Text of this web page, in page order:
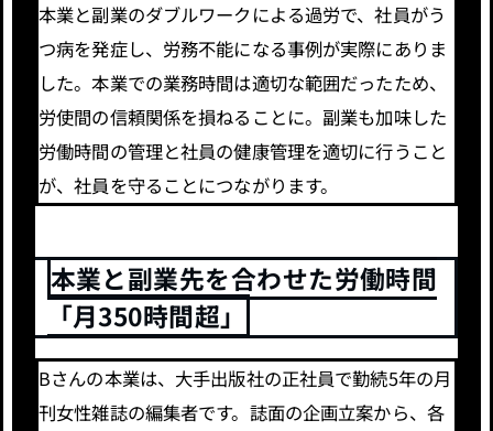
本業と副業のダブルワークによる過労で、社員がう
つ病を発症し、労務不能になる事例が実際にありま
した。本業での業務時間は適切な範囲だったため、
労使間の信頼関係を損ねることに。副業も加味した
労働時間の管理と社員の健康管理を適切に行うこと
が、社員を守ることにつながります。
本業と副業先を合わせた労働時間
「月350時間超」
Bさんの本業は、大手出版社の正社員で勤続5年の月
刊女性雑誌の編集者です。誌面の企画立案から、各